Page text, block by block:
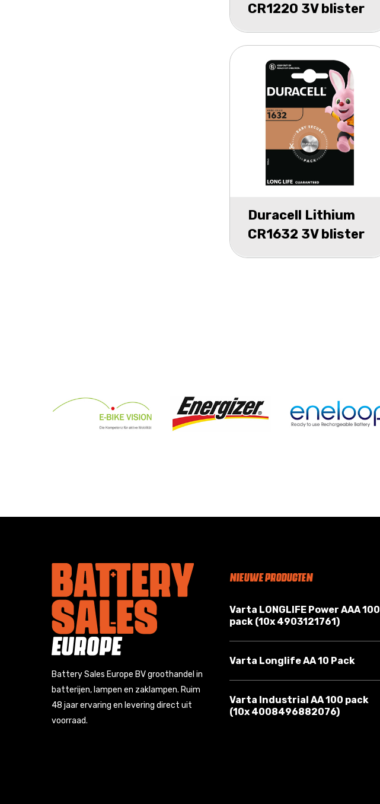
CR1220 3V blister
Duracell Lithium
CR1632 3V blister
Battery Sales Europe BV groothandel in
batterijen, lampen en zaklampen. Ruim
48 jaar ervaring en levering direct uit
voorraad.
NIEUWE PRODUCTEN
Varta LONGLIFE Power AAA 100
pack (10x 4903121761)
Varta Longlife AA 10 Pack
Varta Industrial AA 100 pack
(10x 4008496882076)